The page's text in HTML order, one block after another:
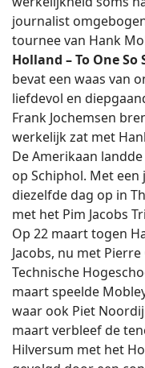
journalist
tournee van Hank
Holland – To One
bevat een waas van
liefdevol en
Frank Jochemsen
werkelijk zat met
De Amerikaan
op Schiphol. Met
diezelfde dag op in
met het Pim Jacobs
Op 22 maart togen
Jacobs, nu met
Technische
maart speelde
waar ook Piet
maart verbleef de
Hilversum met het